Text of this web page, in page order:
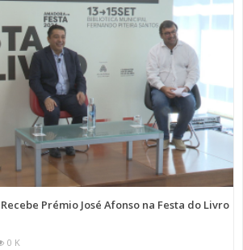
Prémio José Afonso na Festa do Livro
0 K